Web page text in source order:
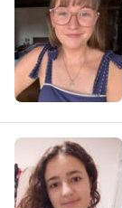
H
L